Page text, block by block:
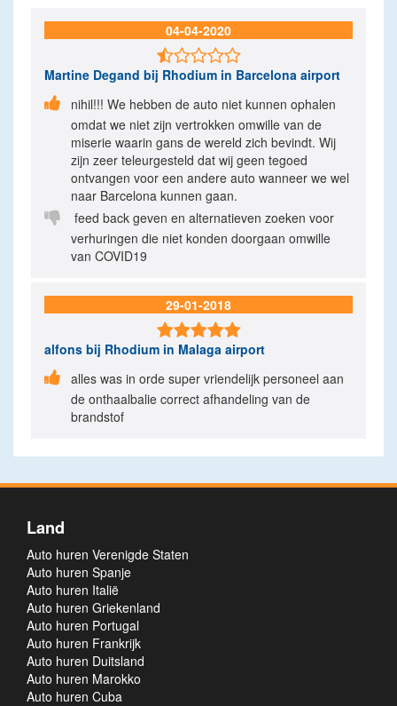
04-04-2020

Martine Degand bij Rhodium in Barcelona airport

nihil!!! We hebben de auto niet kunnen ophalen
omdat we niet zijn vertrokken omwille van de
miserie waarin gans de wereld zich bevindt. Wij
zijn zeer teleurgesteld dat wij geen tegoed
ontvangen voor een andere auto wanneer we wel
naar Barcelona kunnen gaan.

feed back geven en alternatieven zoeken voor
verhuringen die niet konden doorgaan omwille
van COVID19
29-01-2018

alfons bij Rhodium in Malaga airport
 alles was in orde super vriendelijk personeel aan
de onthaalbalie correct afhandeling van de
brandstof
Land
Auto huren Verenigde Staten
Auto huren Spanje
Auto huren Italië
Auto huren Griekenland
Auto huren Portugal
Auto huren Frankrijk
Auto huren Duitsland
Auto huren Marokko
Auto huren Cuba